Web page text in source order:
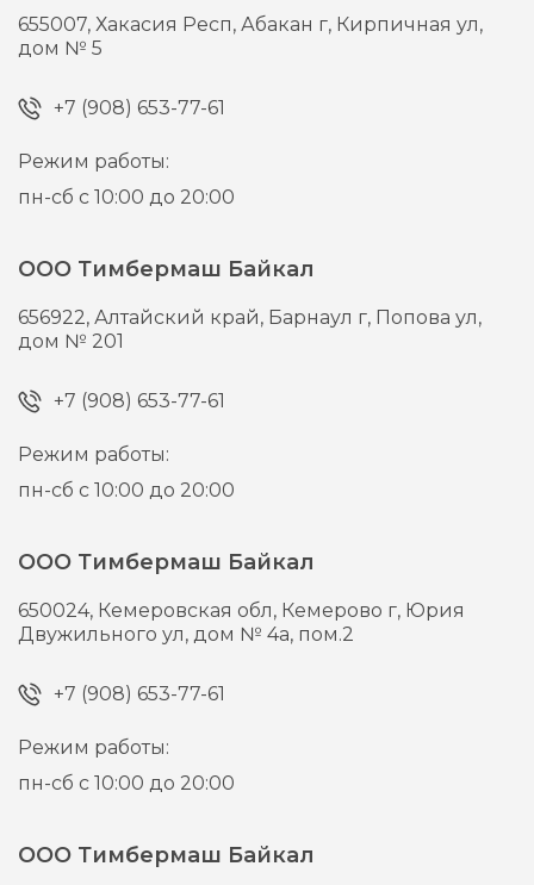
655007,Хакасия Респ, Абакан г, Кирпичная ул,
дом № 5
+7 (908) 653-77-61
Режим работы:
пн-сб с 10:00 до 20:00
ООО Тимбермаш Байкал
656922,Алтайский край, Барнаул г, Попова ул,
дом № 201
+7 (908) 653-77-61
Режим работы:
пн-сб с 10:00 до 20:00
ООО Тимбермаш Байкал
650024, Кемеровская обл, Кемерово г, Юрия
Двужильного ул, дом № 4а, пом.2
+7 (908) 653-77-61
Режим работы:
пн-сб с 10:00 до 20:00
ООО Тимбермаш Байкал